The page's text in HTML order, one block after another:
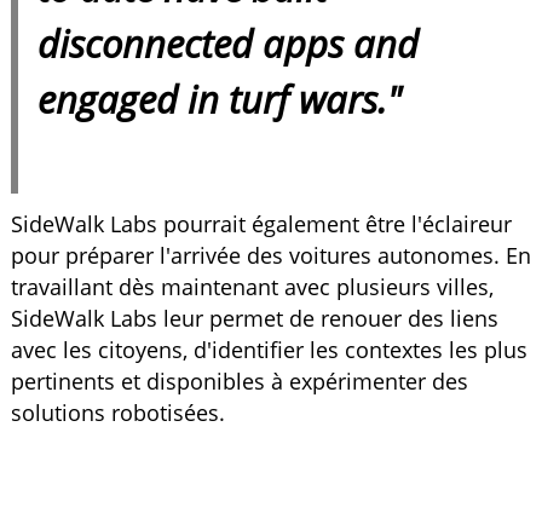
disconnected apps and
engaged in turf wars."
SideWalk Labs pourrait également être l'éclaireur
pour préparer l'arrivée des voitures autonomes. En
travaillant dès maintenant avec plusieurs villes,
SideWalk Labs leur permet de renouer des liens
avec les citoyens, d'identifier les contextes les plus
pertinents et disponibles à expérimenter des
solutions robotisées.